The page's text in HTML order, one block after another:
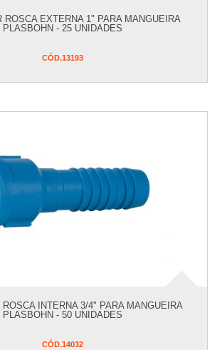
ROSCA EXTERNA 1" PARA MANGUEIRA
PLASBOHN - 25 UNIDADES
CÓD.13193
INTERNA 3/4" PARA MANGUEIRA
PLASBOHN - 50 UNIDADES
CÓD.14032